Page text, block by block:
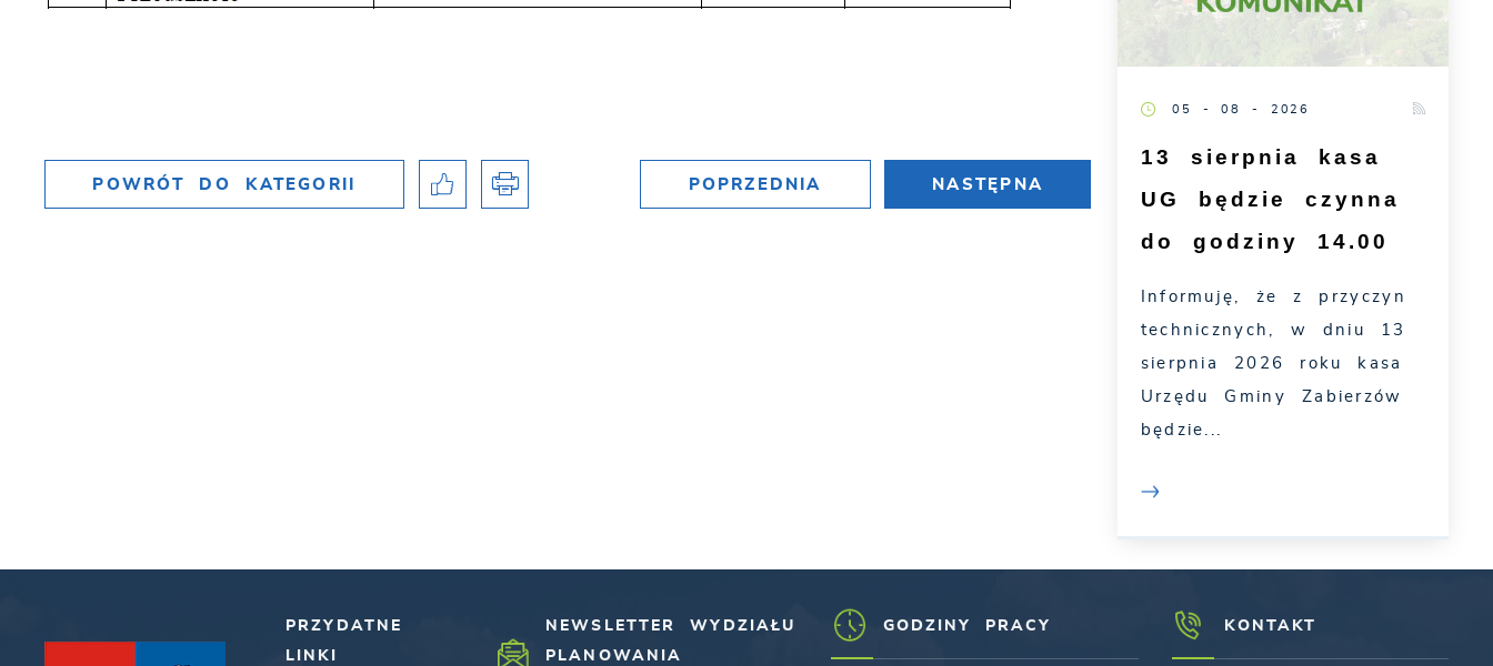
POWRÓT DO KATEGORII POPRZEDNIA NASTĘPNA
05 - 08 - 2026
13 sierpnia kasa
UG będzie czynna
do godziny 14.00
Informuję, że z przyczyn
technicznych, w dniu 13
sierpnia 2026 roku kasa
Urzędu Gminy Zabierzów
będzie...
PRZYDATNE
LINKI
NEWSLETTER WYDZIAŁU
PLANOWANIA
GODZINY PRACY KONTAKT